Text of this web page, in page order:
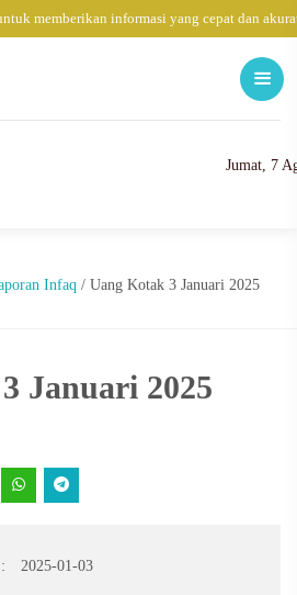
memberikan informasi yang cepat dan
Jumat, 7
Infaq / Uang Kotak 3 Januari 2025
Januari 2025
: 2025-01-03